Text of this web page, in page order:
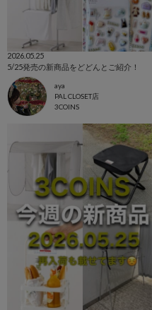
2026.05.25
5/25発売の新商品をどどんとご紹介！
aya
PAL CLOSET店
3COINS